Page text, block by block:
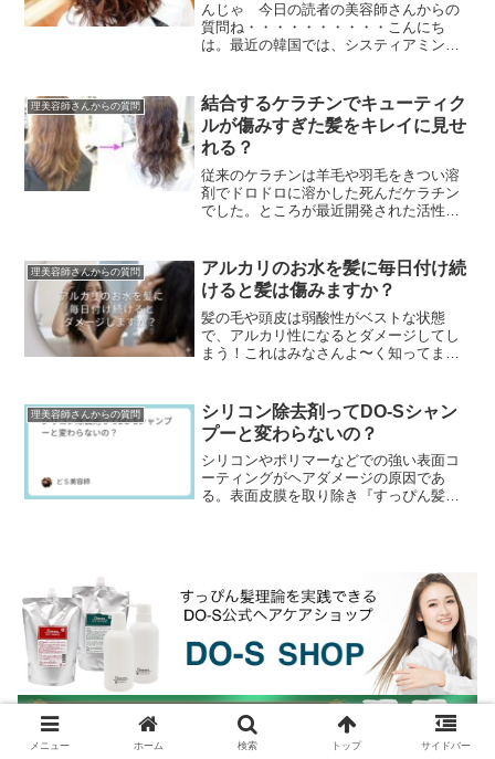
んじゃ 今日の読者の美容師さんからの
質問ね・・・・・・・・・・こんにち
は。最近の韓国では、システィアミン
パーマの利用とあわ...
理美容師さんからの質問
結合するケラチンでキューティク
ルが傷みすぎた髪をキレイに見せ
れる？
従来のケラチンは羊毛や羽毛をきつい溶
剤でドロドロに溶かした死んだケラチン
でした。ところが最近開発された活性ケ
ンに非常に類似した生...
理美容師さんからの質問
アルカリのお水を髪に毎日付け続
けると髪は傷みますか？
髪の毛や頭皮は弱酸性がベストな状態
で、アルカリ性になるとダメージしてし
まう！これはみなさんよ〜く知ってます
りパーマや縮毛矯正を効...
理美容師さんからの質問
シリコン除去剤ってDO-Sシャン
プーと変わらないの？
シリコンやポリマーなどでの強い表面コ
ーティングがヘアダメージの原因であ
る。表面皮膜を取り除き『すっぴん髪』
メニュー ホーム 検索 トップ サイドバー